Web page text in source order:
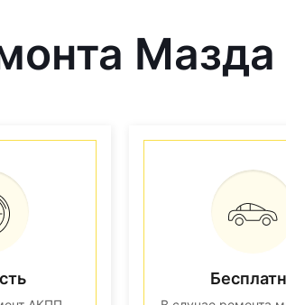
Мазда